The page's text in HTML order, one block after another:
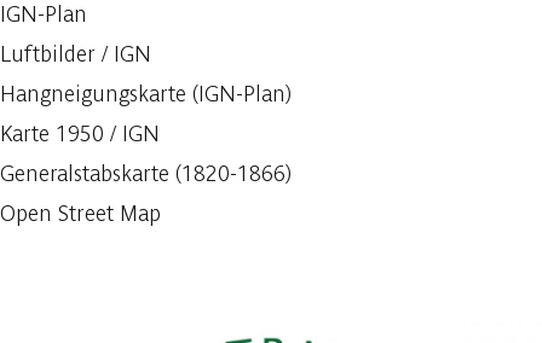
IGN-Plan
Luftbilder / IGN
Hangneigungskarte (IGN-Plan)
Karte 1950 / IGN
Generalstabskarte (1820-1866)
Open Street Map